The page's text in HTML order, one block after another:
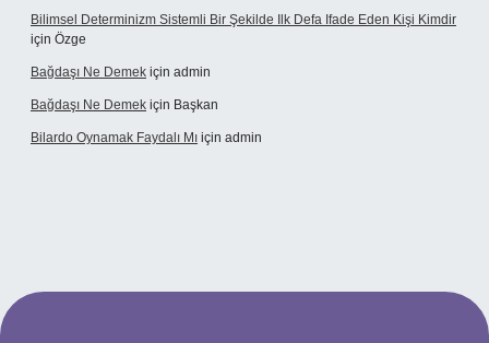
Bilimsel Determinizm Sistemli Bir Şekilde Ilk Defa Ifade Eden Kişi Kimdir
için Özge
Bağdaşı Ne Demek için admin
Bağdaşı Ne Demek için Başkan
Bilardo Oynamak Faydalı Mı için admin